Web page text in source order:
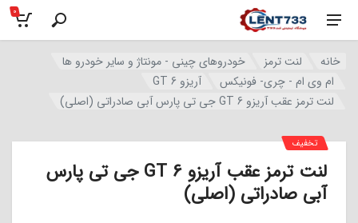
0
خانه لنت ترمز
خودروهای چینی - مونتاژ و سایر خودرو ها
ام وی ام - چری- فونیکس
آریزو 6 GT
لنت ترمز عقب آریزو 6 GT جی تی پارس آبی صادراتی (اصلی)
لنت ترمز عقب آریزو 6 GT جی تی پارس
آبی صادراتی (اصلی)
تخفیف